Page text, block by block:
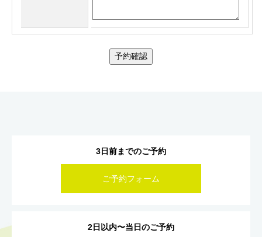
予約確認
3日前までのご予約
ご予約フォーム
2日以内〜当日のご予約